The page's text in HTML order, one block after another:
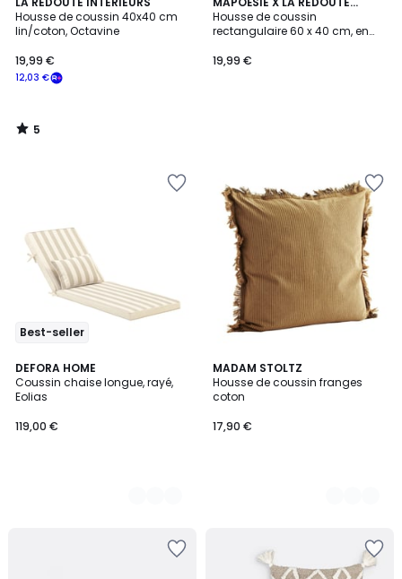
Housse de coussin 40x40 cm
lin/coton, Octavine
12,03 €
19,99 €
/
5
5
/
INTÉRIEURS
Housse de coussin
rectangulaire 60 x 40 cm, en
19,99 €
Best-seller
DEFORA HOME
Coussin chaise longue, rayé,
Eolias
119,00 €
6
Couleurs
MADAM STOLTZ
Housse de coussin franges
coton
17,90 €
2
Couleurs